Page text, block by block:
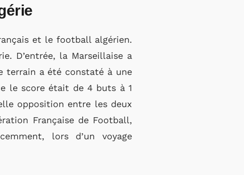
et le football algérien.
D’entrée, la Marseillaise a
terrain a été constaté à une
le score était de 4 buts à 1
opposition entre les deux
Française de Football,
lors d’un voyage